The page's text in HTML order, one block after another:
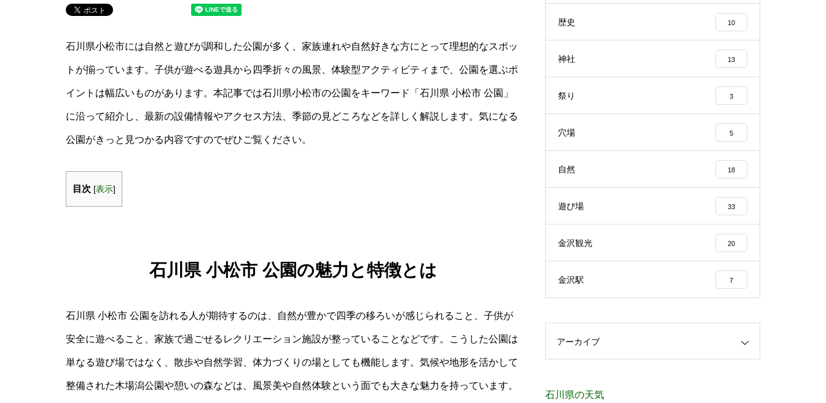
石川県小松市には自然と遊びが調和した公園が多く、家族連れや自然好きな方にとって理想的なスポッ
トが揃っています。子供が遊べる遊具から四季折々の風景、体験型アクティビティまで、公園を選ぶポ
イントは幅広いものがあります。本記事では石川県小松市の公園をキーワード「石川県 小松市 公園」
に沿って紹介し、最新の設備情報やアクセス方法、季節の見どころなどを詳しく解説します。気になる
公園がきっと見つかる内容ですのでぜひご覧ください。
目次 [表示]
石川県 小松市 公園の魅力と特徴とは
石川県 小松市 公園を訪れる人が期待するのは、自然が豊かで四季の移ろいが感じられること、子供が
安全に遊べること、家族で過ごせるレクリエーション施設が整っていることなどです。こうした公園は
単なる遊び場ではなく、散歩や自然学習、体力づくりの場としても機能します。気候や地形を活かして
整備された木場潟公園や憩いの森などは、風景美や自然体験という面でも大きな魅力を持っています。
歴史 10
神社 13
祭り 3
穴場 5
自然 18
遊び場 33
金沢観光 20
金沢駅 7
アーカイブ
石川県の天気